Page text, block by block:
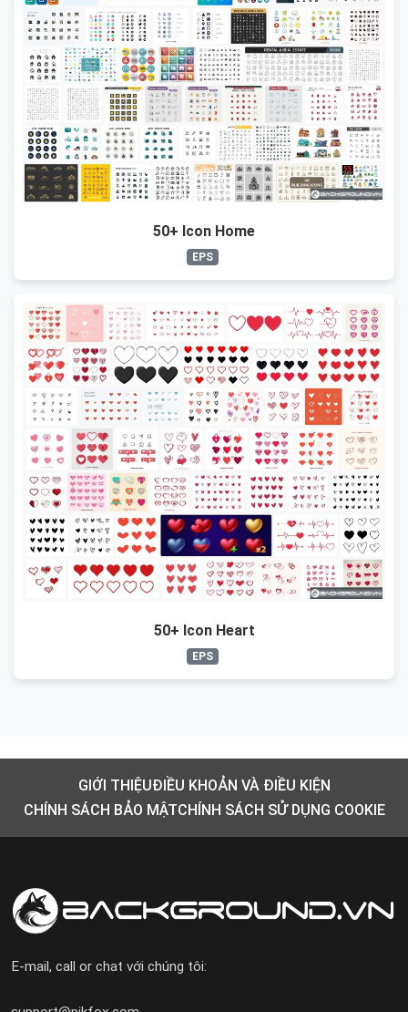
50+ Icon Home
EPS
50+ Icon Heart
EPS
GIỚI THIỆUĐIỀU KHOẢN VÀ ĐIỀU KIỆN
CHÍNH SÁCH BẢO MẬTCHÍNH SÁCH SỬ DỤNG COOKIE
E-mail, call or chat với chúng tôi: